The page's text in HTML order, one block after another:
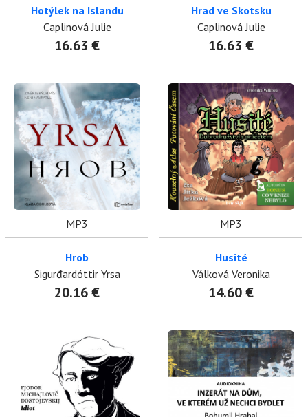
Hotýlek na Islandu
Caplinová Julie
16.63 €
Hrad ve Skotsku
Caplinová Julie
16.63 €
MP3
Hrob
Sigurđardóttir Yrsa
20.16 €
MP3
Husité
Válková Veronika
14.60 €